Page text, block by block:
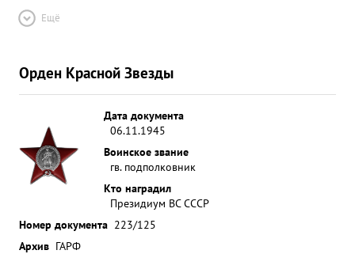
Ещё
Орден Красной Звезды
Дата документа
06.11.1945
Воинское звание
гв. подполковник
Кто наградил
Президиум ВС СССР
Номер документа 223/125
Архив ГАРФ